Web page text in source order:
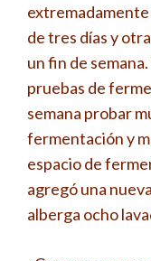
de tres días y
un fin de
pruebas de
semana probar
fermentación y
espacio de
agregó una
alberga ocho